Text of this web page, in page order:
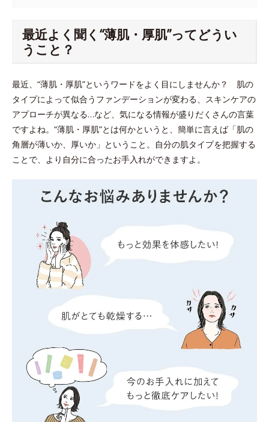
最近よく聞く“薄肌・厚肌”ってどうい
うこと？
最近、“薄肌・厚肌”というワードをよく目にしませんか？ 肌の
タイプによって似合うファンデーションが変わる、スキンケアの
アプローチが異なる…など、気になる情報が盛りだくさんの言葉
ですよね。“薄肌・厚肌”とは何かというと、簡単に言えば「肌の
角層が薄いか、厚いか」ということ。自分の肌タイプを把握する
ことで、より自分に合ったお手入れができますよ。